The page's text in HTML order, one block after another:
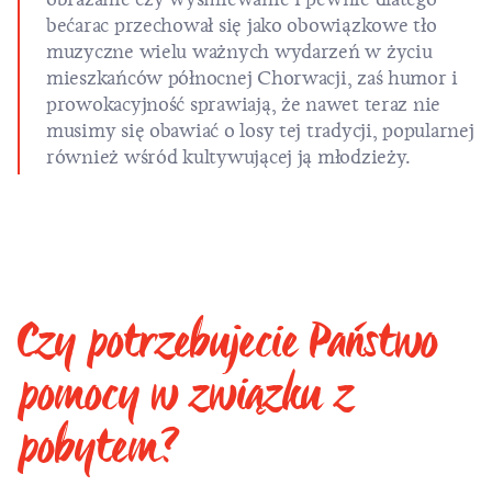
bećarac przechował się jako obowiązkowe tło
muzyczne wielu ważnych wydarzeń w życiu
mieszkańców północnej Chorwacji, zaś humor i
prowokacyjność sprawiają, że nawet teraz nie
musimy się obawiać o losy tej tradycji, popularnej
również wśród kultywującej ją młodzieży.
Czy potrzebujecie Państwo
pomocy w związku z
pobytem?